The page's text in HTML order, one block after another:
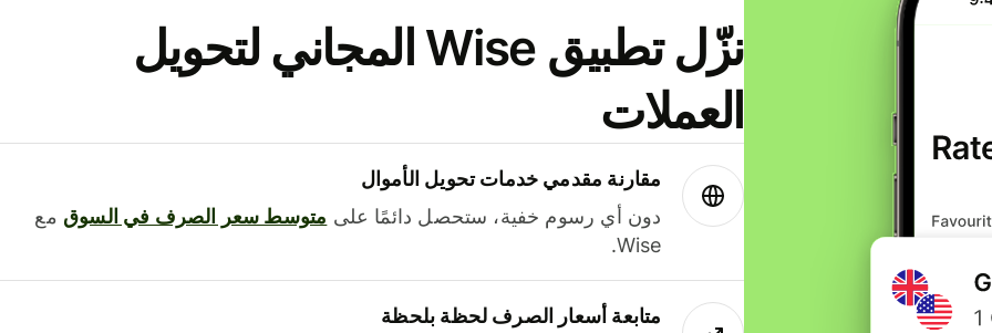
نزّل تطبيق Wise المجاني لتحويل
العملات
مقارنة مقدمي خدمات تحويل الأموال
دون أي رسوم خفية، ستحصل دائمًا على متوسط ​​سعر الصرف في السوق مع
Wise.
متابعة أسعار الصرف لحظة بلحظة